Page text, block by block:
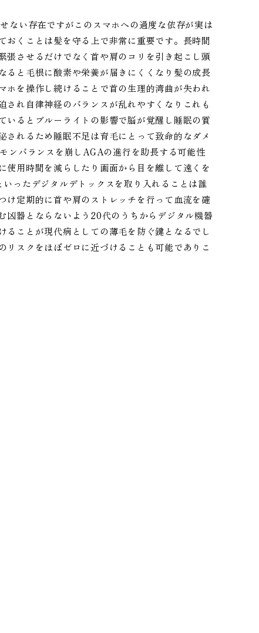
ない存在ですがこのスマホへの過度な依存が実は
くことは髪を守る上で非常に重要です。長時間
張させるだけでなく首や肩のコリを引き起こし頭
ると毛根に酸素や栄養が届きにくくなり髪の成長
を操作し続けることで首の生理的湾曲が失われ
れ自律神経のバランスが乱れやすくなりこれも
いるとブルーライトの影響で脳が覚醒し睡眠の質
れるため睡眠不足は育毛にとって致命的なダメ
ンバランスを崩しAGAの進行を助長する可能性
用時間を減らしたり画面から目を離して遠くを
ったデジタルデトックスを取り入れることは誰
け定期的に首や肩のストレッチを行って血流を確
凶器とならないよう20代のうちからデジタル機器
ることが現代病としての薄毛を防ぐ鍵となるでし
スクをほぼゼロに近づけることも可能でありこ